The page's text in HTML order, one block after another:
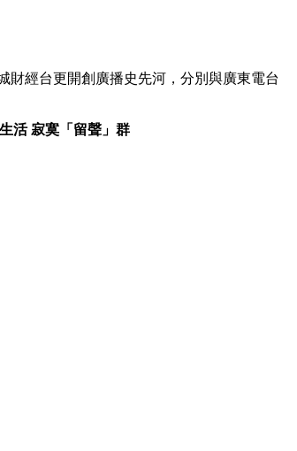
財經台更開創廣播史先河，分別與廣東電台
活 寂寞「留聲」群